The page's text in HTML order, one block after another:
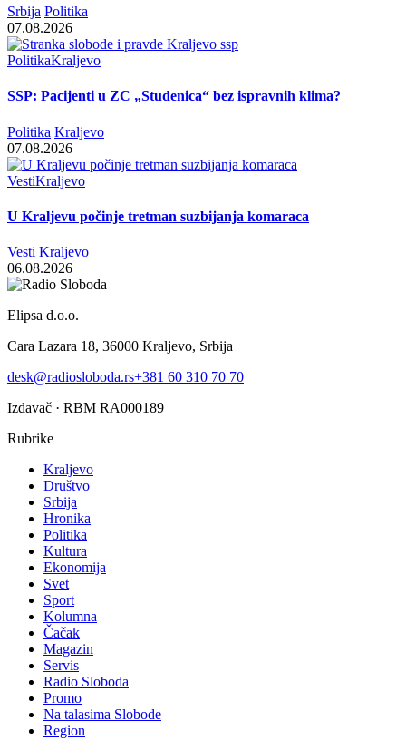
Srbija Politika
07.08.2026
PolitikaKraljevo
SSP: Pacijenti u ZC „Studenica“ bez ispravnih klima?
Politika Kraljevo
07.08.2026
VestiKraljevo
U Kraljevu počinje tretman suzbijanja komaraca
Vesti Kraljevo
06.08.2026
Elipsa d.o.o.
Cara Lazara 18, 36000 Kraljevo, Srbija
desk@radiosloboda.rs+381 60 310 70 70
Izdavač · RBM RA000189
Rubrike
Kraljevo
Društvo
Srbija
Hronika
Politika
Kultura
Ekonomija
Svet
Sport
Kolumna
Čačak
Magazin
Servis
Radio Sloboda
Promo
Na talasima Slobode
Region